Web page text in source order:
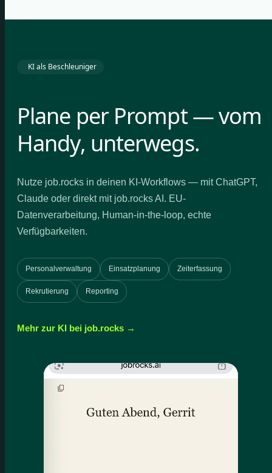
KI als Beschleuniger
Plane per Prompt — vom
Handy, unterwegs.
Nutze job.rocks in deinen KI-Workflows — mit ChatGPT,
Claude oder direkt mit job.rocks AI. EU-
Datenverarbeitung, Human-in-the-loop, echte
Verfügbarkeiten.
Personalverwaltung Einsatzplanung Zeiterfassung
Rekrutierung Reporting
Mehr zur KI bei job.rocks →